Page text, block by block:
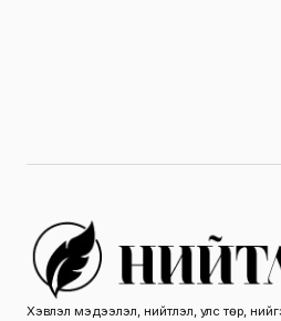
Хэвлэл мэдээлэл, нийтлэл, улс төр,